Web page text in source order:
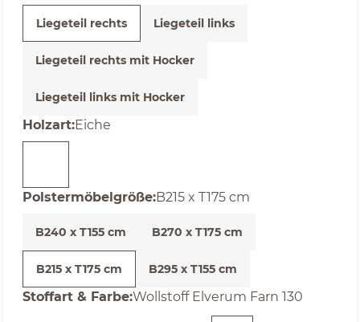
Liegeteil rechts Liegeteil links
Liegeteil rechts mit Hocker
Liegeteil links mit Hocker
Holzartauswählen
:Eiche
Polstermöbelgrößeauswählen
:B215 x T175 cm
B240 x T155 cm B270 x T175 cm
B215 x T175 cm B295 x T155 cm
Stoffart & Farbeauswählen
:Wollstoff Elverum Farn 130